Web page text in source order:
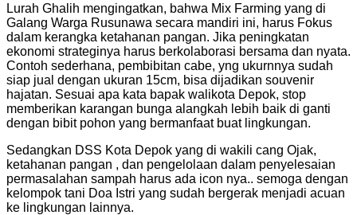
Lurah Ghalih mengingatkan, bahwa Mix Farming yang di
Galang Warga Rusunawa secara mandiri ini, harus Fokus
dalam kerangka ketahanan pangan. Jika peningkatan
ekonomi strateginya harus berkolaborasi bersama dan nyata.
Contoh sederhana, pembibitan cabe, yng ukurnnya sudah
siap jual dengan ukuran 15cm, bisa dijadikan souvenir
hajatan. Sesuai apa kata bapak walikota Depok, stop
memberikan karangan bunga alangkah lebih baik di ganti
dengan bibit pohon yang bermanfaat buat lingkungan.
Sedangkan DSS Kota Depok yang di wakili cang Ojak,
ketahanan pangan , dan pengelolaan dalam penyelesaian
permasalahan sampah harus ada icon nya.. semoga dengan
kelompok tani Doa Istri yang sudah bergerak menjadi acuan
ke lingkungan lainnya.